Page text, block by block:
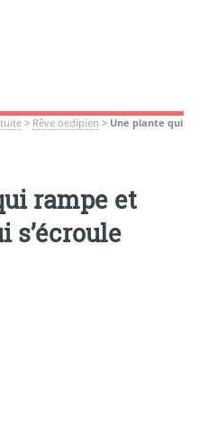
> Rêve oedipien > Une plante qui
rampe et
s’écroule